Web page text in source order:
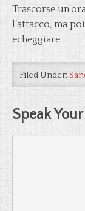
Trascorse
l’attacco, ma
echeggiare.
Filed Under:
Speak